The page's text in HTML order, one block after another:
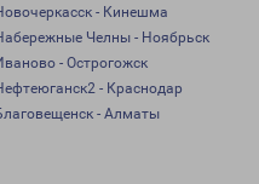
- Кинешма
Челны - Ноябрьск
- Острогожск
- Краснодар
- Алматы